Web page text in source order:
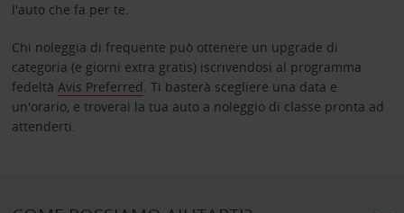
l'auto che fa per te.
Chi noleggia di frequente può ottenere un upgrade di
categoria (e giorni extra gratis) iscrivendosi al programma
fedeltà Avis Preferred. Ti basterà scegliere una data e
un'orario, e troverai la tua auto a noleggio di classe pronta ad
attenderti.